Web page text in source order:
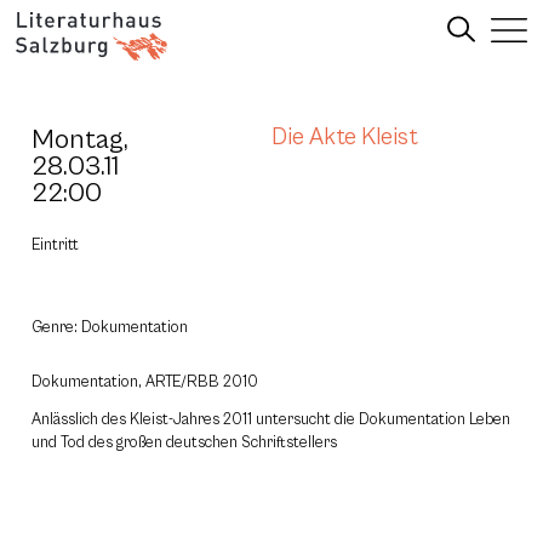
Montag,
28.03.11
22:00
Die Akte Kleist
Eintritt
Genre: Dokumentation
Dokumentation, ARTE/RBB 2010
Anlässlich des Kleist-Jahres 2011 untersucht die Dokumentation Leben
und Tod des großen deutschen Schriftstellers